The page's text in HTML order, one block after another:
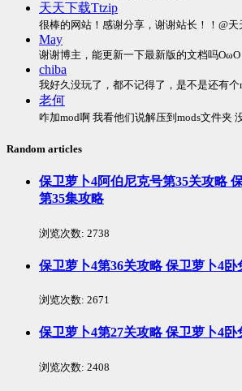
天天下载Ttzip
很棒的网站！感谢分享，谢谢站长！！@天
May
谢谢博主，能更新一下最新版的文档吗OωO
chiba
我好久没玩了，都不记得了，是不是还有个
老何
咋加mod啊 我看他们说解压到mods文件夹
Random articles
保卫萝卜4阿伯尼克号第35关攻略
第35集攻略
浏览次数: 2738
保卫萝卜4第36关攻略 保卫萝卜4卧
浏览次数: 2671
保卫萝卜4第27关攻略 保卫萝卜4卧
浏览次数: 2408